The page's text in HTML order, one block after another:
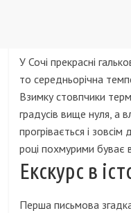
У Сочі прекрасні
то середньорічна
Взимку стовпчики
градусів вище нуля, а
прогрівається і
році похмурими буває
Екскурс в
Перша письмова